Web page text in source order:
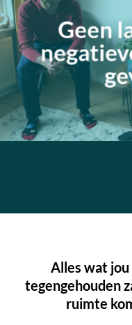
Geen
Alles wat
tegengehouden
ruimte